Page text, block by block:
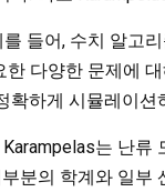
들어, 수치 알고
다양한 문제에
확하게 시뮬레이션
는 난류
분의 학계와 일부